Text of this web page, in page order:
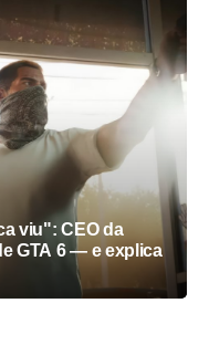
viu": CEO da
GTA 6 — e explica